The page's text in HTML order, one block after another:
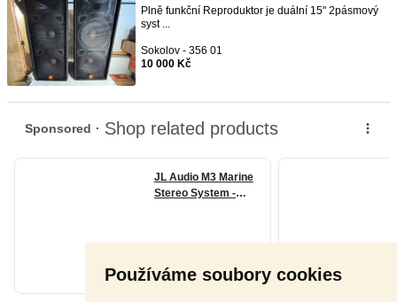
Používáme soubory cookies
Plně funkční Reproduktor je duální 15" 2pásmový
syst ...
Sokolov - 356 01
10 000 Kč